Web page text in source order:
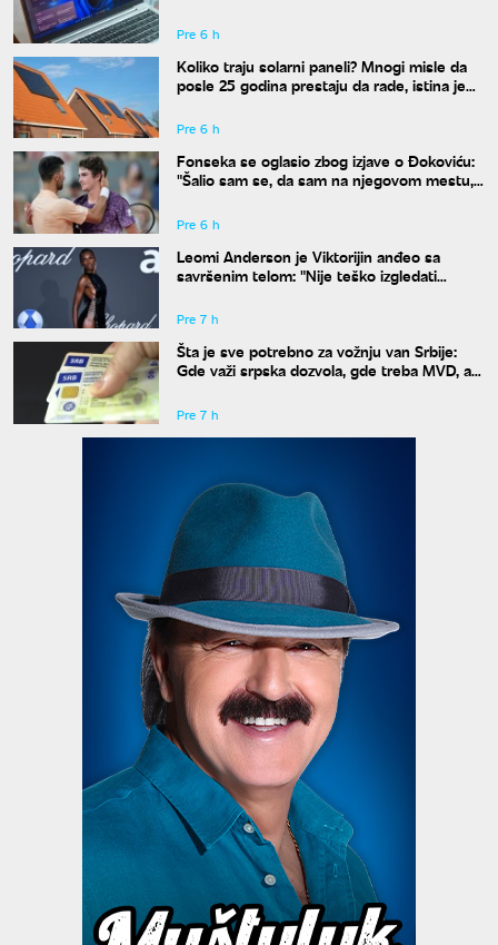
Pre 6 h
Koliko traju solarni paneli? Mnogi misle da
posle 25 godina prestaju da rade, istina je
Pre 6 h
Fonseka se oglasio zbog izjave o Đokoviću:
"Šalio sam se, da sam na njegovom mestu,
Pre 6 h
Leomi Anderson je Viktorijin anđeo sa
savršenim telom: "Nije teško izgledati
Pre 7 h
Šta je sve potrebno za vožnju van Srbije:
Gde važi srpska dozvola, gde treba MVD, a
Pre 7 h